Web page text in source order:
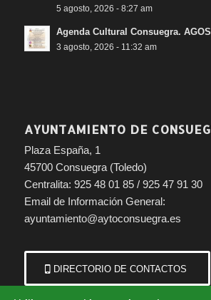
5 agosto, 2026 - 8:27 am
Agenda Cultural Consuegra.
3 agosto, 2026 - 11:32 am
AYUNTAMIENTO DE
Plaza España, 1
45700 Consuegra (Toledo)
Centralita: 925 48 01 85 / 925 47 91 30
Email de Información General:
ayuntamiento@aytoconsuegra.es
DIRECTORIO DE CONTACTOS